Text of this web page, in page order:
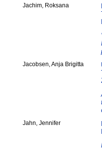
Jachim, Roksana
Jacobsen, Anja Brigitta
Jahn, Jennifer